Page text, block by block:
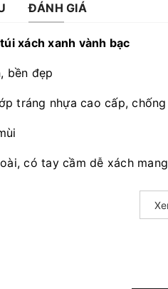
ĐÁNH GIÁ
xách xanh vành bạc
bền đẹp
tráng nhựa cao cấp,
có tay cầm dễ xách